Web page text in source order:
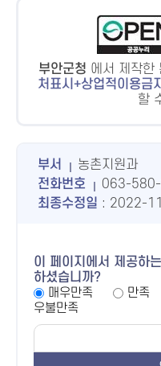
부안군청 에서 제작한
처표시+상업적이용금
할
부서
농촌지원과
전화번호
063-580-
최종수정일 : 2022-
이 페이지에서 제공하
하셨습니까?
매우만족
만족
우불만족